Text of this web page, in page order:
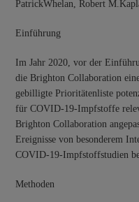
PatrickWhelan, Robert
Einführung
Im Jahr 2020, vor der
die Brighton Collaboration
gebilligte Prioritätenliste
für COVID-19-Impfstoffe
Brighton Collaboration
Ereignisse von besonderem
COVID-19-Impfstoffstudien
Methoden